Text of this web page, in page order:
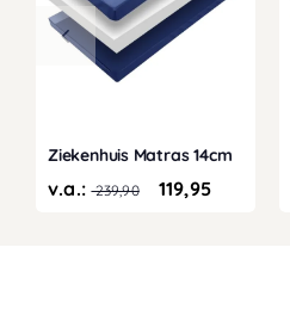
Ziekenhuis Matras 14cm
v.a.:239,90 119,95